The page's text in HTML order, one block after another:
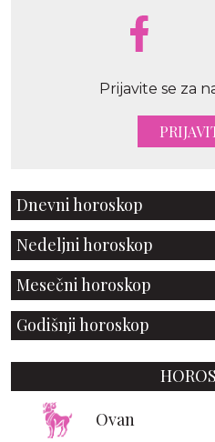
Prijavite se za
Dnevni horoskop
Nedeljni horoskop
Mesečni horoskop
Godišnji horoskop
Ovan